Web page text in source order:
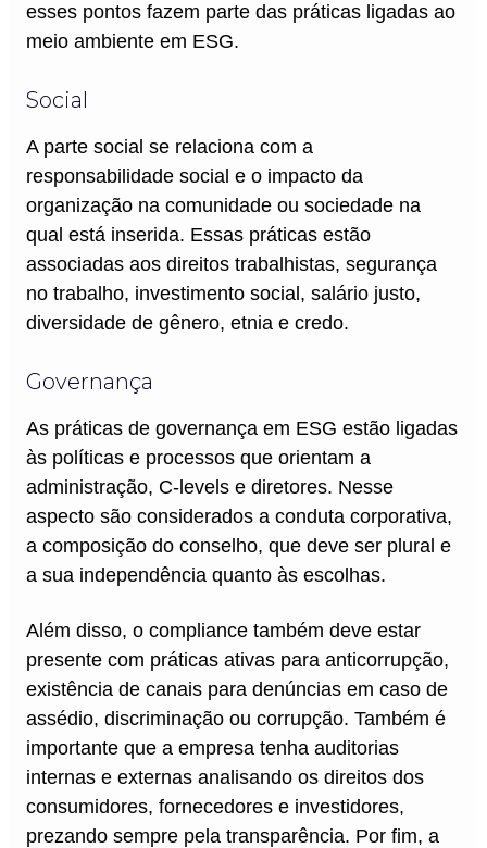
esses pontos fazem parte das práticas ligadas ao
meio ambiente em ESG.
Social
A parte social se relaciona com a
responsabilidade social e o impacto da
organização na comunidade ou sociedade na
qual está inserida. Essas práticas estão
associadas aos direitos trabalhistas, segurança
no trabalho, investimento social, salário justo,
diversidade de gênero, etnia e credo.
Governança
As práticas de governança em ESG estão ligadas
às políticas e processos que orientam a
administração, C-levels e diretores. Nesse
aspecto são considerados a conduta corporativa,
a composição do conselho, que deve ser plural e
a sua independência quanto às escolhas.
Além disso, o compliance também deve estar
presente com práticas ativas para anticorrupção,
existência de canais para denúncias em caso de
assédio, discriminação ou corrupção. Também é
importante que a empresa tenha auditorias
internas e externas analisando os direitos dos
consumidores, fornecedores e investidores,
prezando sempre pela transparência. Por fim, a